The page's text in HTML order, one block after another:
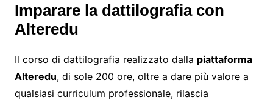
Imparare la dattilografia con
Alteredu
Il corso di dattilografia realizzato dalla piattaforma
Alteredu, di sole 200 ore, oltre a dare più valore a
qualsiasi curriculum professionale, rilascia